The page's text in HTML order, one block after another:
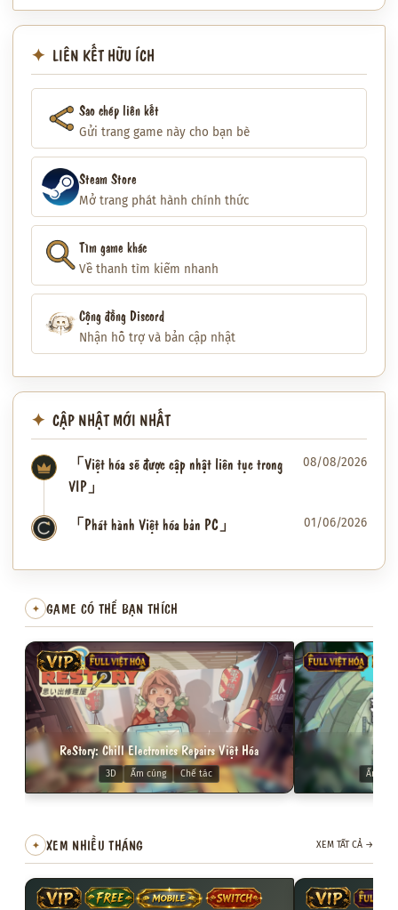
LIÊN KẾT HỮU ÍCH
Sao chép liên kết
Gửi trang game này cho bạn bè
Steam Store
Mở trang phát hành chính thức
Tìm game khác
Về thanh tìm kiếm nhanh
Cộng đồng Discord
Nhận hỗ trợ và bản cập nhật
CẬP NHẬT MỚI NHẤT
「Việt hóa sẽ được cập nhật liên tục trong
VIP」
08/08/2026
✦ 「Phát hành Việt hóa bản PC」 01/06/2026
✦ GAME CÓ THỂ BẠN THÍCH
VIP FULL VIỆT HÓA
ReStory: Chill Electronics Repairs Việt Hóa
3D Ấm cúng Chế tác
FULL VIỆT HÓAVIP
Ấm
✦ XEM NHIỀU THÁNG XEM TẤT CẢ →
VIP FREE MOBILE SWITCH VIP FULL